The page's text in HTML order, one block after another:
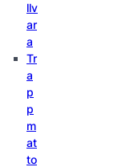
llv
ar
a
Tr
a
p
p
m
at
to